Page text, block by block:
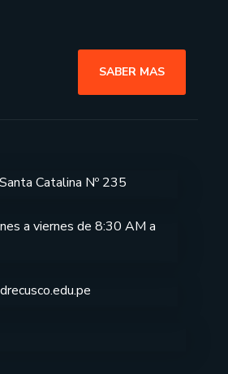
SABER MAS
Catalina Nº 235
a viernes de 8:30 AM a